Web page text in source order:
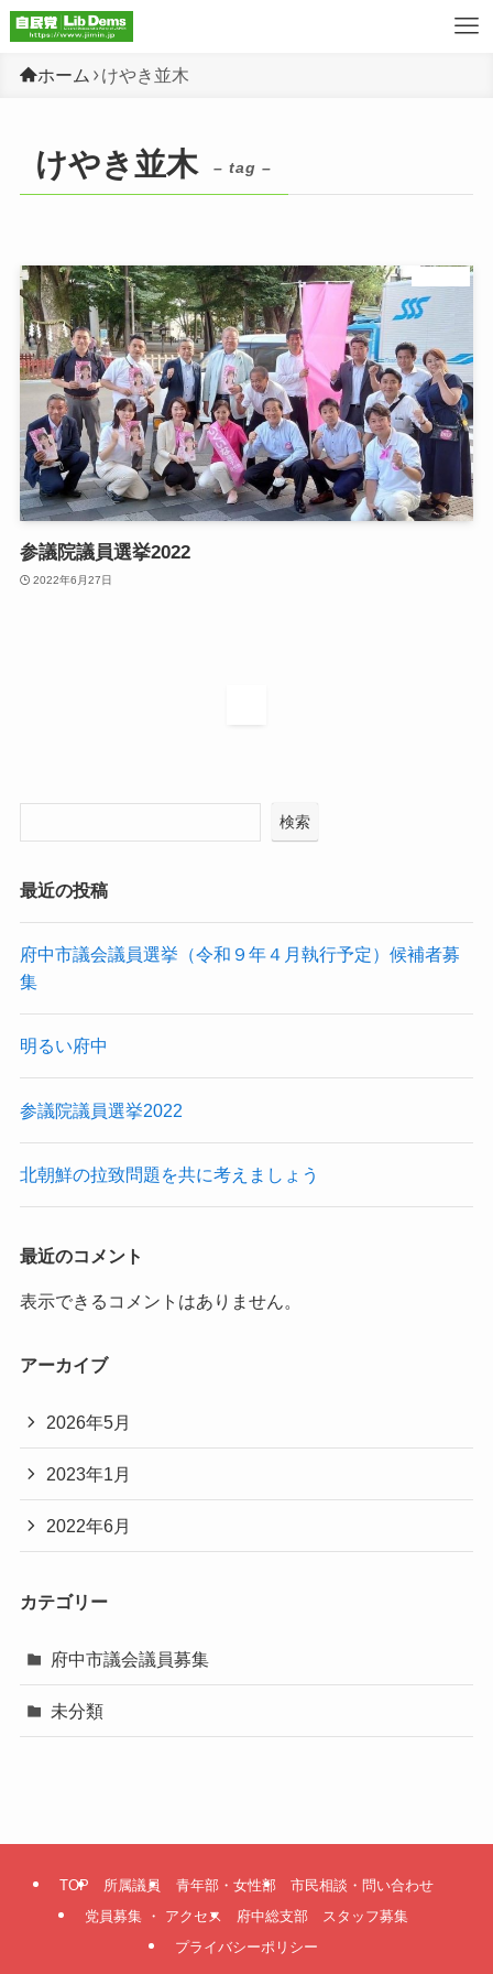
ホーム けやき並木
けやき並木 – tag –
参議院議員選挙2022
2022年6月27日
検索
最近の投稿
府中市議会議員選挙（令和９年４月執行予定）候補者募
集
明るい府中
参議院議員選挙2022
北朝鮮の拉致問題を共に考えましょう
最近のコメント
表示できるコメントはありません。
アーカイブ
2026年5月
2023年1月
2022年6月
カテゴリー
府中市議会議員募集
未分類
TOP 所属議員 青年部・女性部
市民相談・問い合わせ
党員募集 ・ アクセス
府中総支部 スタッフ募集
プライバシーポリシー